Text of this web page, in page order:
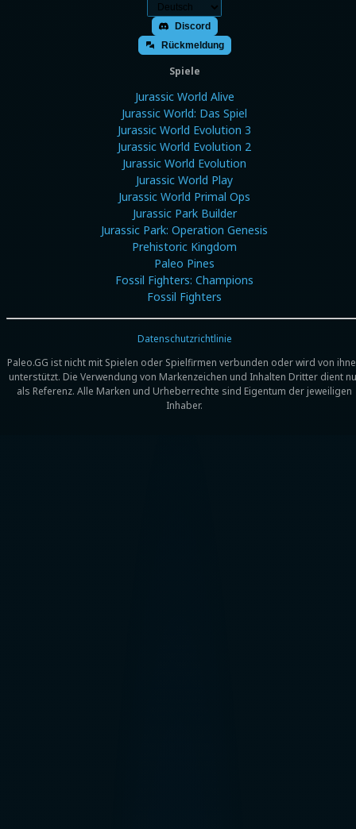
Discord
Rückmeldung
Spiele
Jurassic World Alive
Jurassic World: Das Spiel
Jurassic World Evolution 3
Jurassic World Evolution 2
Jurassic World Evolution
Jurassic World Play
Jurassic World Primal Ops
Jurassic Park Builder
Jurassic Park: Operation Genesis
Prehistoric Kingdom
Paleo Pines
Fossil Fighters: Champions
Fossil Fighters
Paleo.GG ist nicht mit Spielen oder Spielfirmen verbunden oder wird von
unterstützt. Die Verwendung von Markenzeichen und Inhalten Dritter dient
als Referenz. Alle Marken und Urheberrechte sind Eigentum der jeweiligen
Inhaber.
Datenschutzrichtlinie